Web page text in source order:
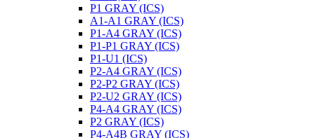
P1 GRAY (ICS)
A1-A1 GRAY (ICS)
P1-A4 GRAY (ICS)
P1-P1 GRAY (ICS)
P1-U1 (ICS)
P2-A4 GRAY (ICS)
P2-P2 GRAY (ICS)
P2-U2 GRAY (ICS)
P4-A4 GRAY (ICS)
P2 GRAY (ICS)
P4-A4B GRAY (ICS)